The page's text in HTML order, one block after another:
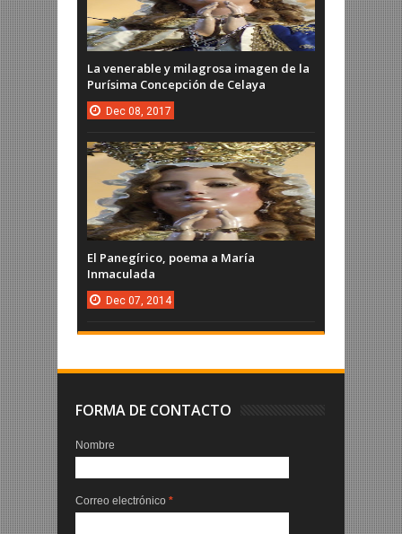
La venerable y milagrosa imagen de la
Purísima Concepción de Celaya
Dec 08, 2017
El Panegírico, poema a María
Inmaculada
Dec 07, 2014
FORMA DE CONTACTO
Nombre
Correo electrónico *